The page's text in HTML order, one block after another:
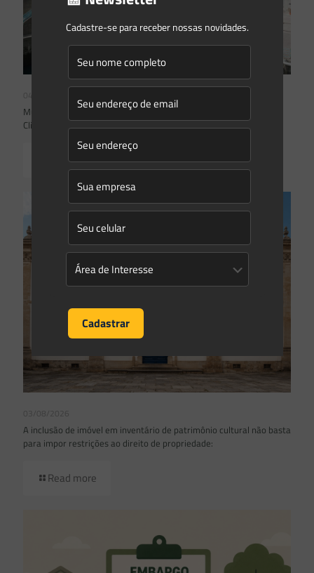
Mudanças climáticas, risco operacional e a relevância do Plano
Clima 2026 para as hidrelétricas
Read more
03/08/2026
A inclusão de imóvel em inventário de patrimônio cultural não basta
para impor restrições ao direito de propriedade:
Read more
Cadastre-se para receber nossas novidades.